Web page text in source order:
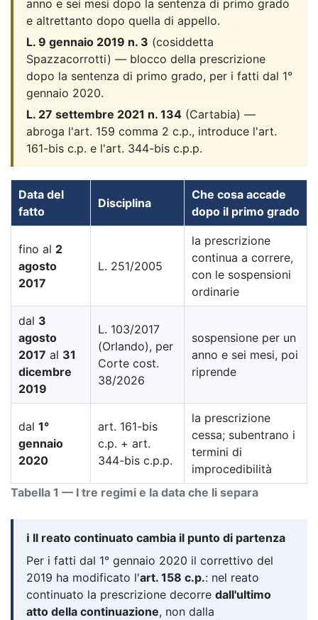
anno e sei mesi dopo la sentenza di primo grado
e altrettanto dopo quella di appello.
L. 9 gennaio 2019 n. 3 (cosiddetta
Spazzacorrotti) — blocco della prescrizione
dopo la sentenza di primo grado, per i fatti dal 1°
gennaio 2020.
L. 27 settembre 2021 n. 134 (Cartabia) —
abroga l'art. 159 comma 2 c.p., introduce l'art.
161-bis c.p. e l'art. 344-bis c.p.p.
Tabella 1 — I tre regimi e la data che li separa
Data del
fatto
Disciplina
Che cosa accade
dopo il primo grado
fino al 2
agosto
2017
L. 251/2005
la prescrizione
continua a correre,
con le sospensioni
ordinarie
dal 3
agosto
2017 al 31
dicembre
2019
L. 103/2017
(Orlando), per
Corte cost.
38/2026
sospensione per un
anno e sei mesi, poi
riprende
dal 1°
gennaio
2020
art. 161-bis
c.p. + art.
344-bis c.p.p.
la prescrizione
cessa; subentrano i
termini di
improcedibilità
ℹ️ Il reato continuato cambia il punto di partenza
Per i fatti dal 1° gennaio 2020 il correttivo del
2019 ha modificato l'art. 158 c.p.: nel reato
continuato la prescrizione decorre dall'ultimo
atto della continuazione, non dalla